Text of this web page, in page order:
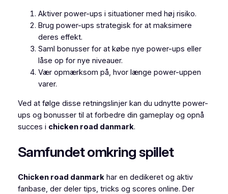
Aktiver power-ups i situationer med høj risiko.
Brug power-ups strategisk for at maksimere
deres effekt.
Saml bonusser for at købe nye power-ups eller
låse op for nye niveauer.
Vær opmærksom på, hvor længe power-uppen
varer.
Ved at følge disse retningslinjer kan du udnytte power-
ups og bonusser til at forbedre din gameplay og opnå
succes i chicken road danmark.
Samfundet omkring spillet
Chicken road danmarkhar en dedikeret og aktiv
fanbase, der deler tips, tricks og scores online. Der